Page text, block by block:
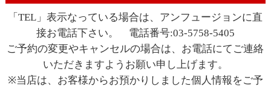
「TEL」表示なっている場合は、アンフュージョンに直
接お電話下さい。 電話番号:03-5758-5405
ご予約の変更やキャンセルの場合は、お電話にてご連絡
いただきますようお願い申し上げます。
※当店は、お客様からお預かりしました個人情報をご予